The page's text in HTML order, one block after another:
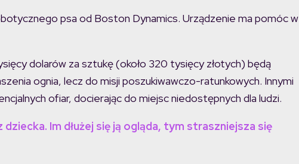
psa od Boston Dynamics. Urządzenie ma pomóc w
dolarów za sztukę (około 320 tysięcy złotych) będą
ognia, lecz do misji poszukiwawczo-ratunkowych. Innymi
ofiar, docierając do miejsc niedostępnych dla ludzi.
Im dłużej się ją ogląda, tym straszniejsza się